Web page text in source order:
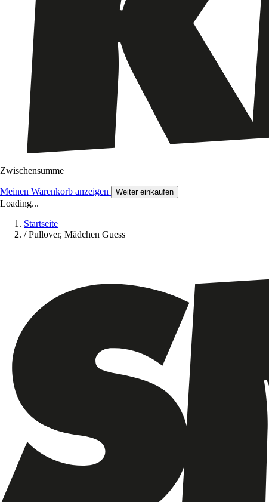
Zwischensumme
Meinen Warenkorb anzeigen Weiter einkaufen
Loading...
Startseite
/ Pullover, Mädchen Guess